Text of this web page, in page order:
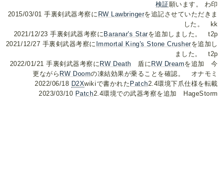
検証願います。 わ印
2015/03/01 手裏剣武器考察に RW Lawbringerを追記させていただきま
した。 kk
2021/12/23 手裏剣武器考察に Baranar's Starを追加しました。 t2p
2021/12/27 手裏剣武器考察に Immortal King's Stone Crusherを追加し
ました。 t2p
2022/01/21 手裏剣武器考察に RW Death 盾に RW Dreamを追加 今
更ながら RW Doomの凍結効果が乗ることを確認。 オナモミ
2022/06/18 D2Xwikiで書かれた Patch2.4環境下爪仕様を転載
2023/03/10 Patch2.4環境での武器考察を追加 HageStorm